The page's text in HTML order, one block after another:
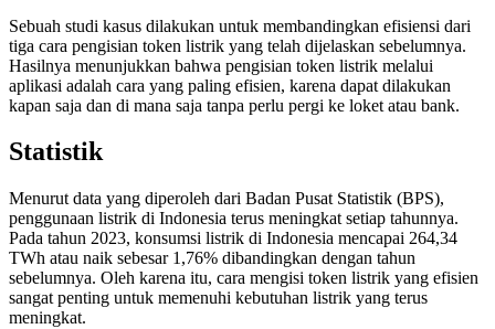
Sebuah studi kasus dilakukan untuk membandingkan efisiensi dari
tiga cara pengisian token listrik yang telah dijelaskan sebelumnya.
Hasilnya menunjukkan bahwa pengisian token listrik melalui
aplikasi adalah cara yang paling efisien, karena dapat dilakukan
kapan saja dan di mana saja tanpa perlu pergi ke loket atau bank.
Statistik
Menurut data yang diperoleh dari Badan Pusat Statistik (BPS),
penggunaan listrik di Indonesia terus meningkat setiap tahunnya.
Pada tahun 2023, konsumsi listrik di Indonesia mencapai 264,34
TWh atau naik sebesar 1,76% dibandingkan dengan tahun
sebelumnya. Oleh karena itu, cara mengisi token listrik yang efisien
sangat penting untuk memenuhi kebutuhan listrik yang terus
meningkat.